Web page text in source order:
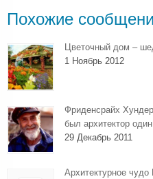
Похожие
Цветочный дом –
1 Ноябрь 2012
Фриденсрайх
был архитектор
29 Декабрь 2011
Архитектурное